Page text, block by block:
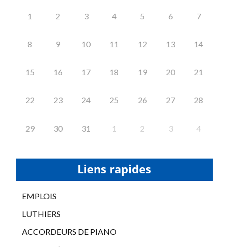
1 2 3 4 5 6 7
8 9 10 11 12 13 14
15 16 17 18 19 20 21
22 23 24 25 26 27 28
29 30 31 1 2 3 4
Liens rapides
EMPLOIS
LUTHIERS
ACCORDEURS DE PIANO